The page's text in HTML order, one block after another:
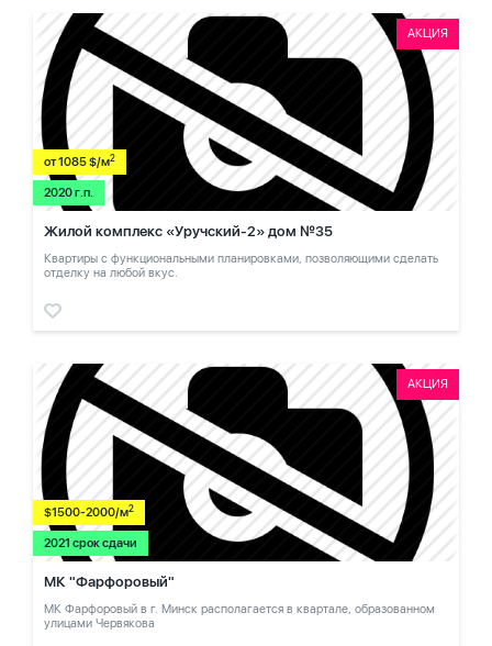
АКЦИЯ
от 1085 $/м2
2020 г.п.
Жилой комплекс «Уручский-2» дом №35
Квартиры с функциональными планировками, позволяющими сделать
отделку на любой вкус.
АКЦИЯ
$1500-2000/м2
2021 срок сдачи
МК "Фарфоровый"
МК Фарфоровый в г. Минск располагается в квартале, образованном
улицами Червякова